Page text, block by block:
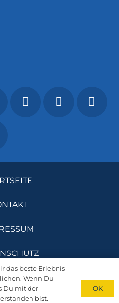
– Alle Rechte vorbehalten
das beste Erlebnis
Wenn Du
Du mit der
bist.
OK